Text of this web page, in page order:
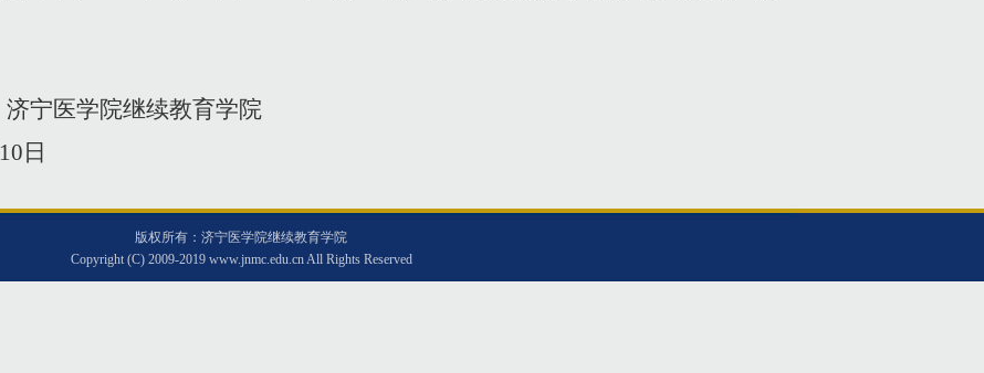
济宁医学院继续教育学院
10 日
版权所有：济宁医学院继续教育学院
Copyright (C) 2009-2019 www.jnmc.edu.cn All Rights Reserved